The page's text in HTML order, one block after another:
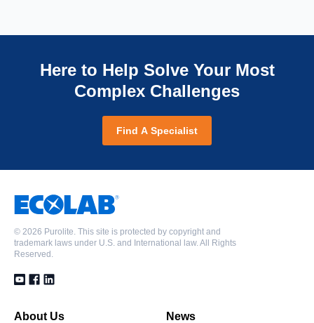
Here to Help Solve Your Most
Complex Challenges
Find A Specialist
© 2026 Purolite. This site is protected by copyright and
trademark laws under U.S. and International law. All Rights
Reserved.
About Us News